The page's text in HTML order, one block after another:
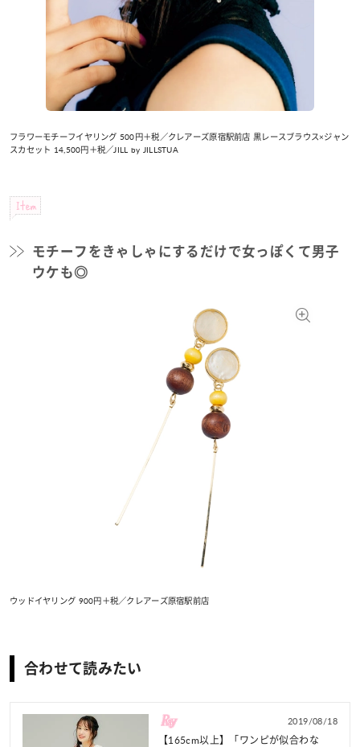
フラワーモチーフイヤリング 500円＋税／クレアーズ原宿駅前店 黒レースブラウス×ジャン
スカセット 14,500円＋税／JILL by JILLSTUA
Item
モチーフをきゃしゃにするだけで女っぽくて男子
ウケも◎
ウッドイヤリング 900円＋税／クレアーズ原宿駅前店
合わせて読みたい
2019/08/18
【165cm以上】「ワンピが似合わな